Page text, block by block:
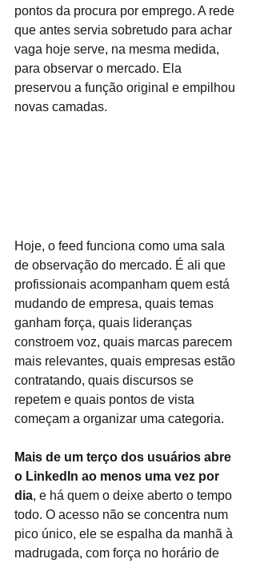
pontos da procura por emprego. A rede
que antes servia sobretudo para achar
vaga hoje serve, na mesma medida,
para observar o mercado. Ela
preservou a função original e empilhou
novas camadas.
Hoje, o feed funciona como uma sala
de observação do mercado. É ali que
profissionais acompanham quem está
mudando de empresa, quais temas
ganham força, quais lideranças
constroem voz, quais marcas parecem
mais relevantes, quais empresas estão
contratando, quais discursos se
repetem e quais pontos de vista
começam a organizar uma categoria.
Mais de um terço dos usuários abre
o LinkedIn ao menos uma vez por
dia, e há quem o deixe aberto o tempo
todo. O acesso não se concentra num
pico único, ele se espalha da manhã à
madrugada, com força no horário de